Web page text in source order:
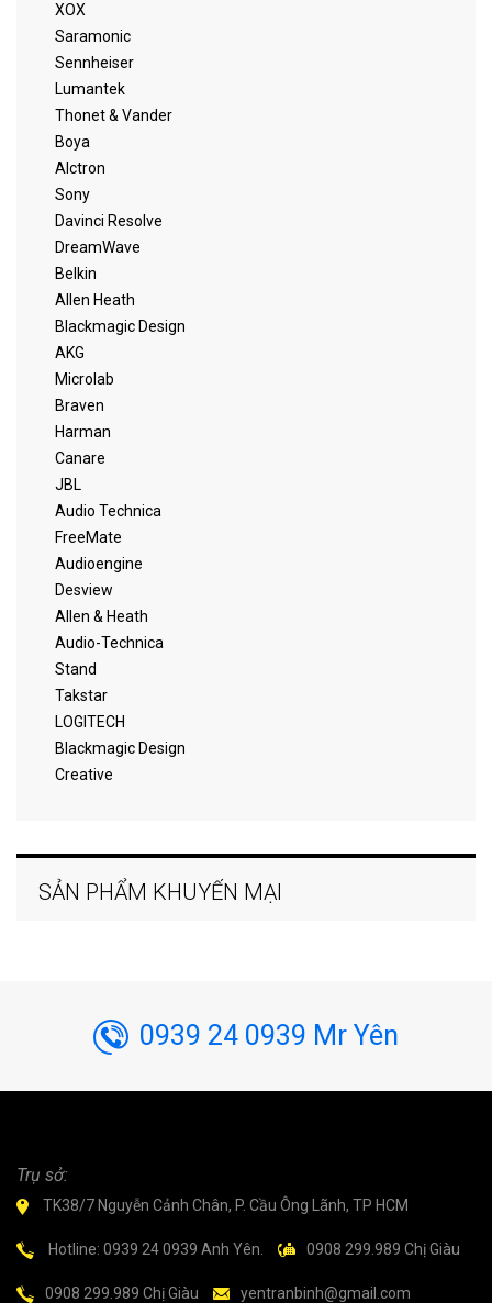
XOX
Saramonic
Sennheiser
Lumantek
Thonet & Vander
Boya
Alctron
Sony
Davinci Resolve
DreamWave
Belkin
Allen Heath
Blackmagic Design
AKG
Microlab
Braven
Harman
Canare
JBL
Audio Technica
FreeMate
Audioengine
Desview
Allen & Heath
Audio-Technica
Stand
Takstar
LOGITECH
Blackmagic Design
Creative
SẢN PHẨM KHUYẾN MẠI
0939 24 0939 Mr Yên
Trụ sở:
TK38/7 Nguyễn Cảnh Chân, P. Cầu Ông Lãnh, TP HCM
Hotline: 0939 24 0939 Anh Yên. 0908 299.989 Chị Giàu
0908 299.989 Chị Giàu yentranbinh@gmail.com